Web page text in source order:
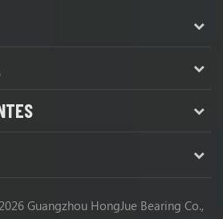
Guangzhou HongJue Bearing Co.,